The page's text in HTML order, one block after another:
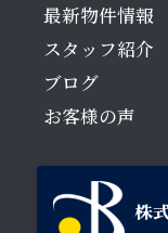
最新物件情報
スタッフ紹介
ブログ
お客様の声